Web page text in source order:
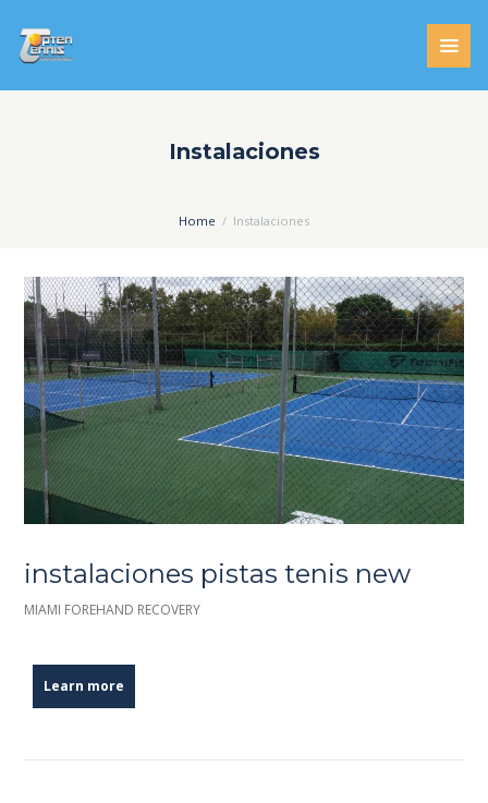
Instalaciones
Home Instalaciones
instalaciones pistas tenis new
MIAMI FOREHAND RECOVERY
Learn more